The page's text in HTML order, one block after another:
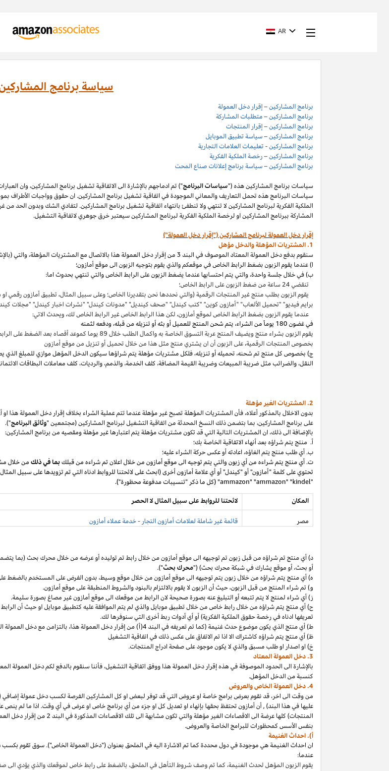
AR
سياسة برنامج
برنامج المشاركين – إقرار دخل العمولة
برنامج المشاركين – متطلبات المشاركة
برنامج المشاركين – إقرار المنتجات
برنامج المشاركين – سياسة تطبيق الموبايل
برنامج المشاركين - تعليمات العلامات التجارية
برنامج المشاركين – رخصة الملكية الفكرية
برنامج المشاركين – سياسة برنامج إعلانات صناع المحت
سياسات برنامج المشاركين هذه ("سياسات البرنامج") تم ادماجهم بالإشارة الى الاتفاقية تشغيل برنامج المشاركين، وان
سياسات البرنامج هذه تحمل التعاريف والمعاني الموجودة في اتفاقية تشغيل برنامج المشاركين. ان حقوق وواجبات الأطراف
المشاركة ببرنامج المشاركين او لرخصة الملكية الفكرية لبرنامج المشاركين سيعتبر خرق جوهري لاتفاقية التشغيل.
إقرار دخل العمولة لبرنامج المشاركين ("إقرار دخل العمولة")
1. المشتريات المؤهلة والدخل مؤهل
سنقوم بدفع دخل العمولة المعتاد الموصوف في البند 3 من إقرار دخل العمولة هذا بالاتصال مع المشتريات المؤهلة
،والتي
ا) عندما يقوم الزبون بضغط الرابط الخاص في موقعكم والذي يقوم بتوجيه الزبون الى موقع أمازون؛
ب) في خلال جلسة واحدة،والتي يتم احتسابها عندما يضغط الزبون على الرابط الخاص والتي تنتهي بحدوث اما:
تنقضي 24 ساعة من ضغط الزبون على الرابط الخاص؛
يقوم الزبون بطلب منتج غير المنتجات الرقمية (والتي نحددها نحن بتقديرنا الخاص؛وعلى سبيل المثال، تطبيق أمازون رقمي
برايم فيديو" "تحميل الألعاب" "أمازون كوين" "كتب كيندل" "صحف كينديل" "مدونات كيندل" "نشرات اخبار كيندل" "مجلات
عندما يقوم الزبون بضغط الرابط الخاص لموقع أمازون، لكن هذا الرابط الخاص غير الرابط الخاص لك،ويحدث الاتي:
في غضون180 يوماً من الشراء، يتم شحن المنتج للعميل أو بثه أو تنزيله من قبله، ودفعه لثمنه
يقوم الزبون بشراء منتج ويضيف المنتج عربة التسوق الخاصة به واكمال الطلب خلال 89 يوما كموعد أقصاه بعد الضغط على الرابط الخاص الاولي؛ أو
بخصوص المنتجات الرقمية،على الزبون أن ان يشتري منتج مثل هذا من خلال تحميل أو تنزيل من موقع أمازون
ج) بخصوص كل منتج تم شحنه، تحميله أو تنزيله،فلكل مشتريات مؤهلة يتمشراؤهاسيكون الدخل المؤهل موازي للمبلغ الذي
النقل،والضرائب مثل ضريبة المبيعات وضريبة القيمة المضافة، كلف الخدمة،والذمم،والرديات،كلف معاملات البطاقات
2. المشتريات
الغير مؤهلة
بدون الاخلال بالمذكور أعلاه،فأن المشتريات المؤهلة تصبح غير مؤهلة عندما تتم عملية الشراء بخلاف إقرار دخل العمولة هذا او
على برنامج المشاركين، بما بتضمن ذلك النسخ المحدثة من اتفاقية التشغيل لبرنامج المشاركين (مجتمعين "وثائق البرنامج").
بالإضافة الى ذلك، ان المشتريات التالية التي قد تكون مشتريات مؤهلة يتم اعتبارها غير مؤهلة ومقصيه من برنامج المشاركين:
أ. منتج يتمشراؤه بعد أنهاء الاتفاقية الخاصة بك؛
ب. أي طلب منتج يتم الغاؤه، اعادته أو عكس حركة الشراء عليه؛
ت. أي منتج يتم شراءه من أي زبون والتي يتم توجيه الى موقع أمازون من خلال اعلان تم شراءه من قبلكبما في ذلك من خلال
تحتوي على كلمة "أمازون" أو "كيندل" أو أي علامة أمازون أخرى (ابحث على لائحتنا للروابط ادناه التي تم تزويدها على سبيل
"ammazon" "ammazon" "kindel" (كل ما ذكر "تنسيبات مدفوعة محظورة").
المكان
لائحتنا للروابط على سبيل المثال لا الحصر
مصر قائمة غير شاملة لعلامات أمازون التجار - خدمة عملاء أمازون
د) أي منتج تمشراؤه من قبل زبون تم توجيهه الى موقع أمازون من خلال رابط تم توليده أو عرضه من خلال محرك بحث (بما
أو بحث،أو موقع يشارك في شبكة محرك بحث) ("محرك بحث").
ه) أي منتج يتمشراؤه من خلال زبون يتم توجيهه الى موقع أمازون من خلال موقعوسيط، بدون الفرض على المستخدم بالضغط
و) تم شراء المنتج من قبل الزبون،حيثأن الزبون لا يقوم بالالتزام بالبنودوالشروط المنطبقةعلى موقع أمازون.
ز) أي شراء لمنتج لا يتم تتبعه أو التبليغ عنه بصورة صحيحة لان الرابط من موقعك الى موقع أمازون غير مصاغ بصورة سليمة.
ح) أي منتج يتمشراؤه من خلال رابط خاص من خلال تطبيق موبايلوالذي لم يتم الموافقة عليه كتطبيق موبايل او حيثأن
تعريفها ادناه في رخصة حقوق الملكية الفكرية) أو أي أدوات ربط أخرى التي سنوفرها لك.
ط) أي منتج الذي يكون موضوع حدث غنيمة (كما تم تعريفه في البند 4(أ) من إقرار دخل العمولة
هذا، بالتزامن مع دخل العمولة
ظ) أي منتج يتمشراؤه كاشتراك الا اذا تم الاتفاق على عكس ذلك في اتفاقية التشغيل
خ) او اصدار او طلب مسبق والذي لا يكون موجود على صفحة ادراج المنتجات.
3. دخل العمولة المعتاد
بالإشارة الى الحدود الموصوفة في هذه إقرار دخل العمولة هذا ووفق اتفاقية التشغيل،فأننا سنقوم بالدفع لكم دخل العمولة
كنسبة من الدخل المؤهل.
4. دخل العمولة الخاص والعروض
من وقت الى اخر،قد نقوم بعرض برامج خاصة او عروض التي قد توفر لبعض او كل المشاركين الفرصة لكسب دخل عمولة
عليها في هذا البند)
,أن أمازون تحتفظ بحقها بإنهاء او تعديل كل او جزء من أي برنامج خاص او عرض في أي وقت. اذا ما لم ينص
المنتجات) كلها عرضة الى الاقصاءات الغير مؤهلةوالتي تكون مشابهة الى تلك الاقصاءات المذكورة في البند 2 من إقرار دخل
بنفس الأسس كمحظورات للبرامج الخاصة والعروض.
أ). احداث الغنيمة
ان احداث الغنيمة هي موجودة في دول محددة كما تم الاشارة اليه في الملحق بعنوان ("دخل العمولة الخاص"). سوق تقوم
عندما:
يقوم الزبون المؤهل لحدث الغنيمة، كما تم وصف شروط التأهل في الملحق، بالضغط على رابط خاص لموقعك والذي يؤدي الى